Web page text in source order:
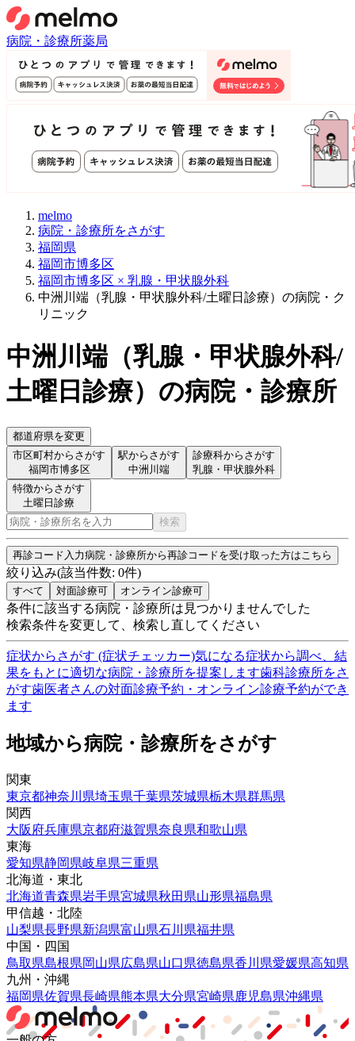
病院・診療所薬局
melmo
病院・診療所をさがす
福岡県
福岡市博多区
福岡市博多区 × 乳腺・甲状腺外科
中洲川端（乳腺・甲状腺外科/土曜日診療）の病院・ク
リニック
中洲川端 （乳腺・甲状腺外科/
土曜日診療） の病院・診療所
都道府県を変更
市区町村からさがす
福岡市博多区
駅からさがす
中洲川端
診療科からさがす
乳腺・甲状腺外科
特徴からさがす
土曜日診療
検索
再診コード入力病院・診療所から再診コードを受け取った方はこちら
絞り込み(該当件数: 0件)
すべて 対面診療可 オンライン診療可
条件に該当する病院・診療所は見つかりませんでした
検索条件を変更して、検索し直してください
症状からさがす (症状チェッカー)気になる症状から調べ、結
果をもとに適切な病院・診療所を提案します歯科診療所をさ
がす歯医者さんの対面診療予約・オンライン診療予約ができ
ます
地域から病院・診療所をさがす
関東
東京都神奈川県埼玉県千葉県茨城県栃木県群馬県
関西
大阪府兵庫県京都府滋賀県奈良県和歌山県
東海
愛知県静岡県岐阜県三重県
北海道・東北
北海道青森県岩手県宮城県秋田県山形県福島県
甲信越・北陸
山梨県長野県新潟県富山県石川県福井県
中国・四国
鳥取県島根県岡山県広島県山口県徳島県香川県愛媛県高知県
九州・沖縄
福岡県佐賀県長崎県熊本県大分県宮崎県鹿児島県沖縄県